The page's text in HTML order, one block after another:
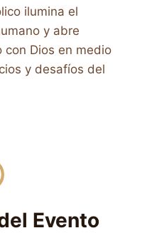
ilumina el
y abre
con Dios en medio
y desafíos del
Evento